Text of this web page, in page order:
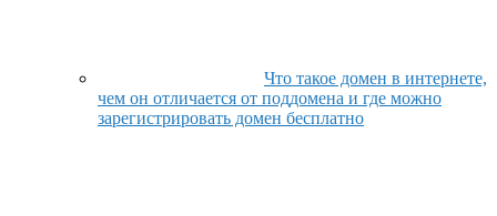
Что такое домен в интернете,
чем он отличается от поддомена и где можно
зарегистрировать домен бесплатно